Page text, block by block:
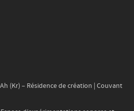
(Kr) – Résidence de création | Couvant